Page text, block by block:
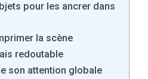
pour les ancrer dans
la scène
redoutable
son attention globale